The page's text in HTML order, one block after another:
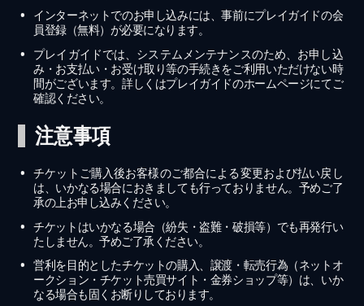
インターネットでのお申し込みには、事前にプレイガイドの会
員登録（無料）が必要になります。
プレイガイドでは、システムメンテナンスのため、お申し込
み・お支払い・お受け取り等の手続きをご利用いただけない時
間がございます。詳しくはプレイガイドのホームページにてご
確認ください。
注意事項
チケットご購入後お客様のご都合による変更および払い戻し
は、いかなる場合におきましても行っておりません。予めご了
承の上お申し込みください。
チケットはいかなる場合（紛失・盗難・破損等）でも再発行い
たしません。予めご了承ください。
営利を目的としたチケットの購入、譲渡・転売行為（ネットオ
ークション・チケット売買サイト・金券ショップ等）は、いか
なる場合も固くお断りしております。